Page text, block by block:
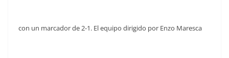
con un marcador de 2-1. El equipo dirigido por Enzo Maresca